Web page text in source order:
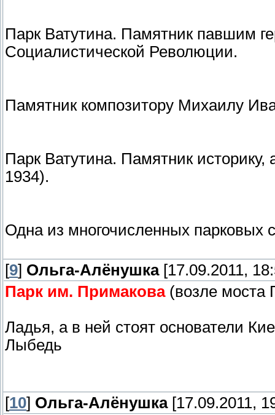
Парк Ватутина. Памятник павшим
Социалистической Революции.
Памятник композитору Михаилу
Парк Ватутина. Памятник
1934).
Одна из многочисленных парковых
[9] Ольга-Алёнушка[17.09.2011,
Парк им. Примакова(возле моста
Ладья, а в ней стоят основатели
Лыбедь
[10] Ольга-Алёнушка[17.09.2011,